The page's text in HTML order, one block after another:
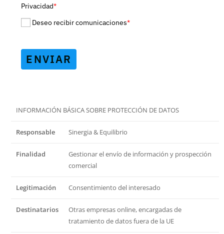
Privacidad*
Deseo recibir comunicaciones*
ENVIAR
INFORMACIÓN BÁSICA SOBRE PROTECCIÓN DE DATOS
Responsable Sinergia & Equilibrio
Finalidad
Gestionar el envío de información y prospección
comercial
Legitimación Consentimiento del interesado
Destinatarios
Otras empresas online, encargadas de
tratamiento de datos fuera de la UE